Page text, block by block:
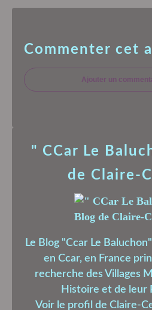
Commenter cet
Ajouter un
" CCar Le
de Claire-
Le Blog "Ccar Le
en Ccar, en France
recherche des Villages
Histoire et de leur
Voir le profil de Claire-